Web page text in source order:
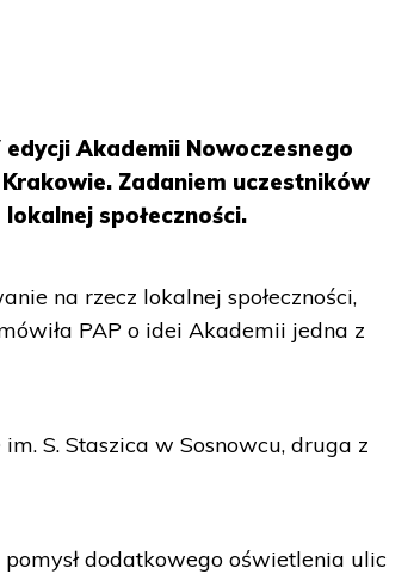
edycji Akademii Nowoczesnego
Zadaniem uczestników
społeczności.
na rzecz lokalnej społeczności,
PAP o idei Akademii jedna z
S. Staszica w Sosnowcu, druga z
dodatkowego oświetlenia ulic